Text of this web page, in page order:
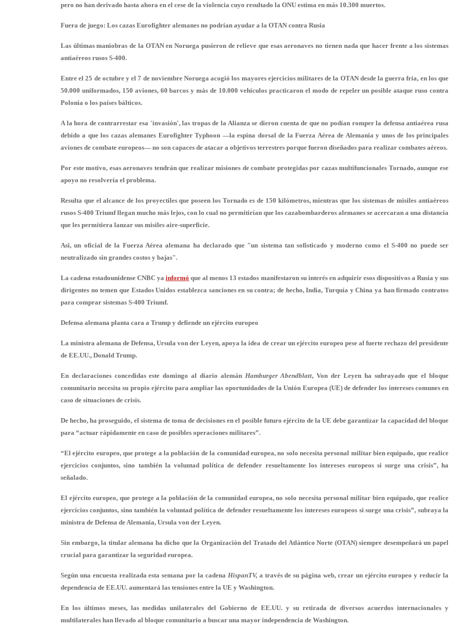
pero no han derivado hasta ahora en el cese de la violencia cuyo resultado la ONU estima en más 10.300 muertos.
Fuera de juego: Los cazas Eurofighter alemanes no podrían ayudar a la OTAN contra Rusia
Las últimas maniobras de la OTAN en Noruega pusieron de relieve que esas aeronaves no tienen nada que hacer frente a los sistemas
antiaéreos rusos S-400.
Entre el 25 de octubre y el 7 de noviembre Noruega acogió los mayores ejercicios militares de la OTAN desde la guerra fría, en los que
50.000 uniformados, 150 aviones, 60 barcos y más de 10.000 vehículos practicaron el modo de repeler un posible ataque ruso contra
Polonia o los países bálticos.
A la hora de contrarrestar esa 'invasión', las tropas de la Alianza se dieron cuenta de queno podían romper la defensa antiaérea rusa
debido a que los cazas alemanes Eurofighter Typhoon —la espina dorsal de la Fuerza Aérea de Alemania y unos de los principales
aviones de combate europeos— no son capaces de atacar a objetivos terrestres porque fueron diseñados para realizar combates aéreos.
Por este motivo, esas aeronaves tendrán que realizar misiones de combate protegidas por cazas multifuncionales Tornado, aunque ese
apoyo no resolvería el problema.
Resulta que el alcance de los proyectiles que poseen los Tornado es de 150 kilómetros, mientras que los sistemas de misiles antiaéreos
rusos S-400 Triumf llegan mucho más lejos, con lo cual no permitirían que los cazabombarderos alemanes se acercaran a una distancia
que les permitiera lanzar sus misiles aire-superficie.
Asi, un oficial de la Fuerza Aérea alemana ha declarado que "un sistema tan sofisticado y moderno como el S-400 no puede ser
neutralizado sin grandes costos y bajas".
La cadena estadounidense CNBC yainformó que al menos 13 estados manifestaron su interés en adquirir esos dispositivos a Rusia y sus
dirigentes no temen que Estados Unidos establezca sanciones en su contra; de hecho, India, Turquía y China ya han firmado contratos
para comprar sistemas S-400 Triumf.
Defensa alemana planta cara a Trump y defiende un ejército europeo
La ministra alemana de Defensa, Ursula von der Leyen, apoya la idea de crear un ejército europeo pese al fuerte rechazo del presidente
de EE.UU., Donald Trump.
En declaraciones concedidas este domingo al diario alemán Hamburger Abendblatt, Von der Leyen ha subrayado que el bloque
comunitario necesita su propio ejército para ampliar las oportunidades de la Unión Europea (UE) de defender los intereses comunes en
caso de situaciones de crisis.
De hecho, ha proseguido, el sistema de toma de decisiones en el posible futuro ejército de la UE debe garantizar la capacidad del bloque
para “actuar rápidamente en caso de posibles operaciones militares”.
“El ejército europeo, que protege a la población de la comunidad europea, no solo necesita personal militar bien equipado, que realice
ejercicios conjuntos, sino también la voluntad política de defender resueltamente los intereses europeos si surge una crisis”, ha
señalado.
El ejército europeo, que protege a la población de la comunidad europea, no solo necesita personal militar bien equipado, que realice
ejercicios conjuntos, sino también la voluntad política de defender resueltamente los intereses europeos si surge una crisis”, subraya la
ministra de Defensa de Alemania, Ursula von der Leyen.
Sin embargo, la titular alemana ha dicho que la Organización del Tratado del Atlántico Norte (OTAN) siempre desempeñará un papel
crucial para garantizar la seguridad europea.
Según una encuesta realizada esta semana por la cadena HispanTV,a través de su página web, crear un ejército europeo y reducir la
dependencia de EE.UU. aumentará las tensiones entre la UE y Washington.
En los últimos meses, las medidas unilaterales del Gobierno de EE.UU. y su retirada de diversos acuerdos internacionales y
multilaterales han llevado al bloque comunitario a buscar una mayor independencia de Washington.